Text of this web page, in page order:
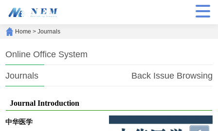
Home >Journals
Online Office System
Back Issue Browsing
Journals
Journal Introduction
中华医学